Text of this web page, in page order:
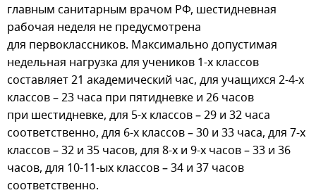
главным санитарным врачом РФ, шестидневная
рабочая неделя не предусмотрена
для первоклассников. Максимально допустимая
недельная нагрузка для учеников 1-х классов
составляет 21 академический час, для учащихся 2-4-х
классов – 23 часа при пятидневке и 26 часов
при шестидневке, для 5-х классов – 29 и 32 часа
соответственно, для 6-х классов – 30 и 33 часа, для 7-х
классов – 32 и 35 часов, для 8-х и 9-х часов – 33 и 36
часов, для 10-11-ых классов – 34 и 37 часов
соответственно.